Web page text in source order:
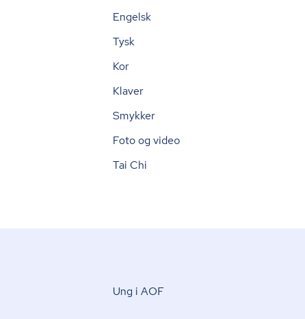
Engelsk
Tysk
Kor
Klaver
Smykker
Foto og video
Tai Chi
Ung i AOF